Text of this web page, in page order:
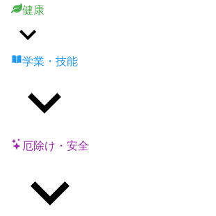
健康
学業・技能
厄除け・安全